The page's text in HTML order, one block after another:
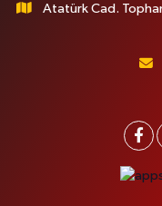
Atatürk Cad.